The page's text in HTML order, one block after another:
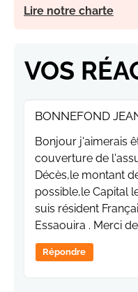
Lire notre charte
VOS
BONNEFOND
Bonjour j'aimerais
couverture de
Décès,le montant
possible,le Capital
suis résident
Essaouira . Merci
Répondre